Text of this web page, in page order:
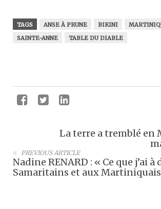
TAGS ANSE À PRUNE BIKINI
SAINTE-ANNE
TABLE DU DIABLE
La terre a tremblé en
PREVIOUS ARTICLE
Nadine RENARD : « Ce que j’ai à
Samaritains et aux Martiniquais